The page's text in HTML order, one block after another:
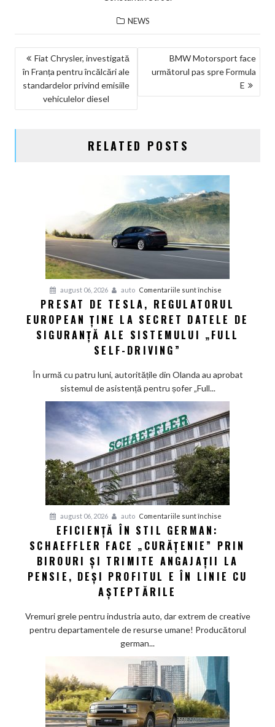
NEWS
NAVIGARE
ÎN
ARTICOLE
Fiat Chrysler, investigată
în Franța pentru încălcări ale
standardelor privind emisiile
vehiculelor diesel
BMW Motorsport face
următorul pas spre Formula
E
RELATED POSTS
august 06, 2026 auto Comentariile sunt închise
de
Tesla,
ține
datele
de
siguranță
ale
sistemului
„Full
Self-
Driving”
PRESAT DE TESLA, REGULATORUL
EUROPEAN ȚINE LA SECRET DATELE DE
SIGURANȚĂ ALE SISTEMULUI „FULL
SELF-DRIVING”
În urmă cu patru luni, autoritățile din Olanda au aprobat
sistemul de asistență pentru șofer „Full...
august 06, 2026 auto Comentariile sunt închise
în
stil
Schaeffler
pensie,
deși
EFICIENȚĂ ÎN STIL GERMAN:
SCHAEFFLER FACE „CURĂȚENIE” PRIN
BIROURI ȘI TRIMITE ANGAJAȚII LA
PENSIE, DEȘI PROFITUL E ÎN LINIE CU
AȘTEPTĂRILE
Vremuri grele pentru industria auto, dar extrem de creative
pentru departamentele de resurse umane! Producătorul
german...